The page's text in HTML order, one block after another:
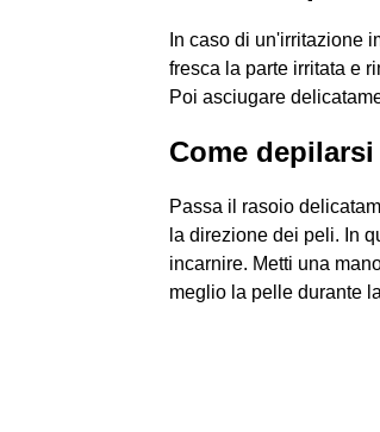
In caso di un'irritazione
fresca la parte irritata e
Poi asciugare
Come
Passa il rasoio
la direzione dei peli. In
incarnire. Metti una
meglio la pelle durante